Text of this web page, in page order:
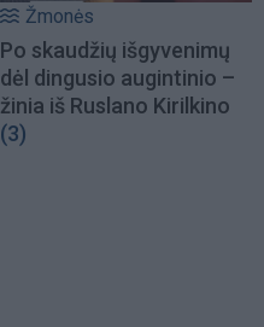
Žmonės
Po skaudžių išgyvenimų
dėl dingusio augintinio –
žinia iš Ruslano Kirilkino
(3)